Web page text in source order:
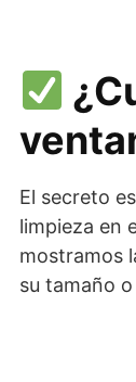
El secreto
limpieza en
mostramos
su tamaño